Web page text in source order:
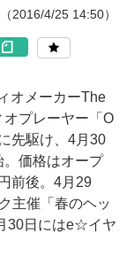
（2016/4/25 14:50）
オメーカーThe
プレーヤー「O
先駆け、4月30
価格はオープ
前後。4月29
主催「春のヘッ
30日にはe☆イヤ